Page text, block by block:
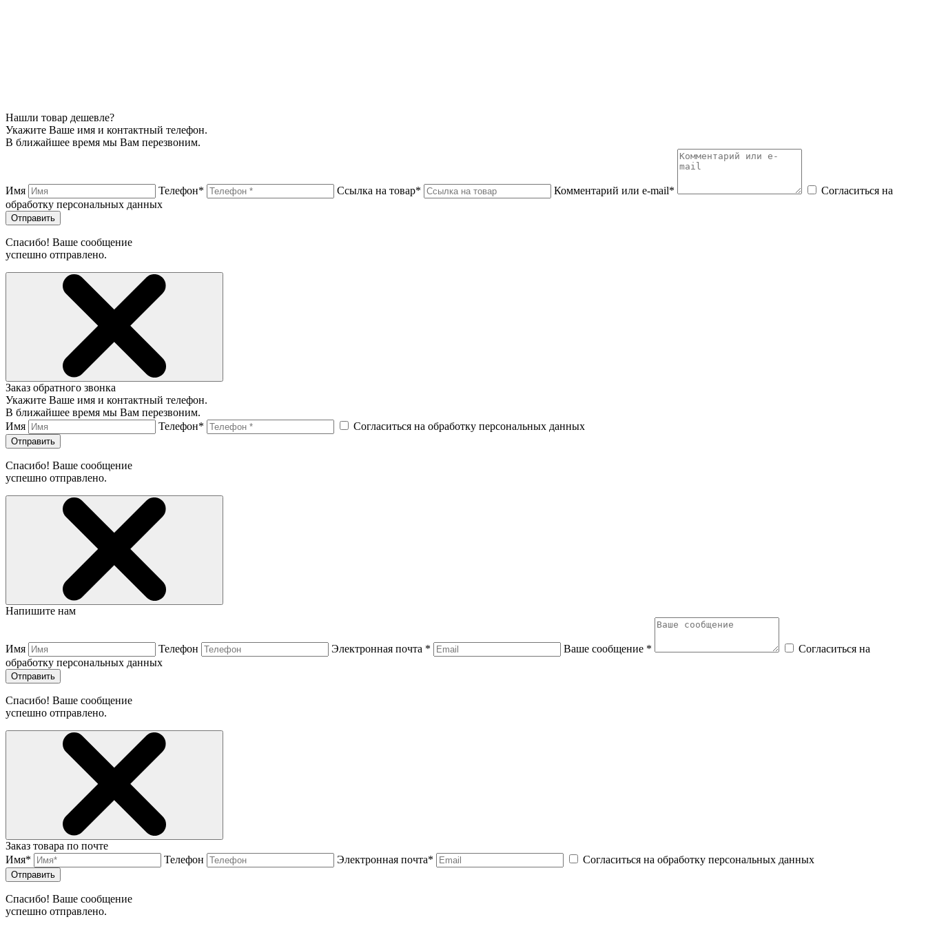
Нашли товар дешевле?
Укажите Ваше имя и контактный телефон.
В ближайшее время мы Вам перезвоним.
Имя Телефон* Ссылка на товар* Комментарий или e-mail*
Согласиться на
обработку персональных данных
Отправить
Спасибо! Ваше сообщение
успешно отправлено.
Заказ обратного звонка
Укажите Ваше имя и контактный телефон.
В ближайшее время мы Вам перезвоним.
Имя
Телефон* Согласиться на обработку персональных данных
Отправить
Спасибо! Ваше сообщение
успешно отправлено.
Напишите нам
Имя Телефон Электронная почта * Ваше сообщение *
Согласиться на
обработку персональных данных
Отправить
Спасибо! Ваше сообщение
успешно отправлено.
Заказ товара по почте
Имя*
Телефон Электронная почта* Согласиться на обработку персональных данных
Отправить
Спасибо! Ваше сообщение
успешно отправлено.